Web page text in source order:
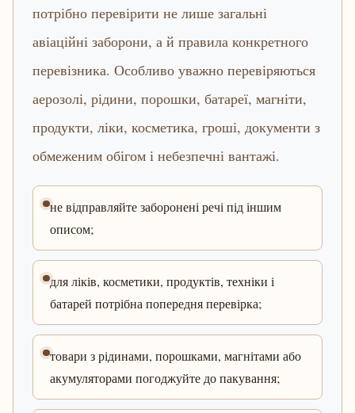
потрібно перевірити не лише загальні
авіаційні заборони, а й правила конкретного
перевізника. Особливо уважно перевіряються
аерозолі, рідини, порошки, батареї, магніти,
продукти, ліки, косметика, гроші, документи з
обмеженим обігом і небезпечні вантажі.
не відправляйте заборонені речі під іншим
описом;
для ліків, косметики, продуктів, техніки і
батарей потрібна попередня перевірка;
товари з рідинами, порошками, магнітами або
акумуляторами погоджуйте до пакування;